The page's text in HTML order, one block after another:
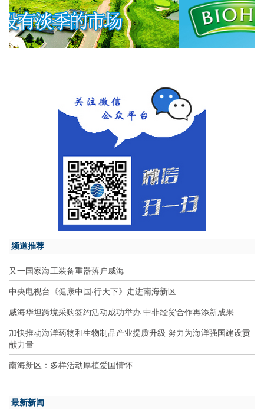
频道推荐
又一国家海工装备重器落户威海
中央电视台《健康中国·行天下》走进南海新区
威海华坦跨境采购签约活动成功举办 中非经贸合作再添新成果
加快推动海洋药物和生物制品产业提质升级 努力为海洋强国建设贡
献力量
南海新区：多样活动厚植爱国情怀
最新新闻